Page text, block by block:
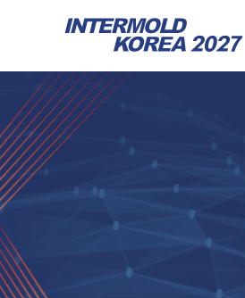
전시품목